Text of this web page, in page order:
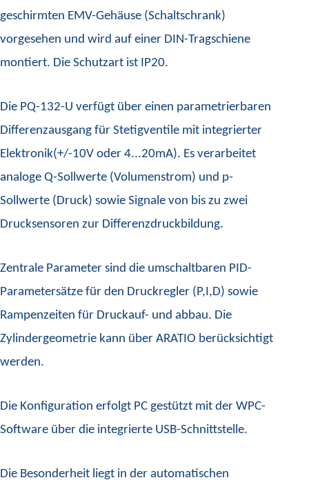
geschirmten EMV-Gehäuse (Schaltschrank)
vorgesehen und wird auf einer DIN-Tragschiene
montiert. Die Schutzart ist IP20.
Die PQ-132-U verfügt über einen parametrierbaren
Differenzausgang für Stetigventile mit integrierter
Elektronik(+/-10V oder 4...20mA). Es verarbeitet
analoge Q-Sollwerte (Volumenstrom) und p-
Sollwerte (Druck) sowie Signale von bis zu zwei
Drucksensoren zur Differenzdruckbildung.
Zentrale Parameter sind die umschaltbaren PID-
Parametersätze für den Druckregler (P,I,D) sowie
Rampenzeiten für Druckauf- und abbau. Die
Zylindergeometrie kann über ARATIO berücksichtigt
werden.
Die Konfiguration erfolgt PC gestützt mit der WPC-
Software über die integrierte USB-Schnittstelle.
Die Besonderheit liegt in der automatischen